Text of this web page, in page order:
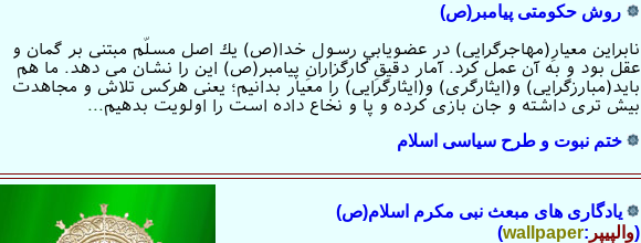
روش حكومتى پيامبر(ص)
نابراين معيارِ(مهاجرگرايى) در عضويابيِ رسول خدا(ص) يك اصل مسلّم مبتنى بر گمان و
عقل بود و به آن عمل كرد. آمار دقيقِ كارگزارانِ پيامبر(ص) اين را نشان مى دهد. ما هم
بايد(مبارزگرايى) و(ايثارگرى) و(ايثارگرايى) را معيار بدانيم؛ يعنى هركس تلاش و مجاهدت
بيش ترى داشته و جان بازى كرده و پا و نخاع داده است را اولويت بدهيم...
ختم نبوت و طرح سياسى اسلام
یادگاری های مبعث نبی مکرم اسلام(ص)
(والپیپر :
wallpaper
)